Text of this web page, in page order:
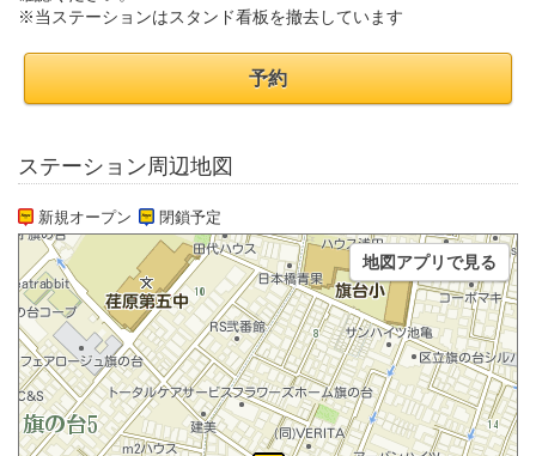
※当ステーションはスタンド看板を撤去しています
予約
ステーション周辺地図
新規オープン 閉鎖予定
地図アプリで見る